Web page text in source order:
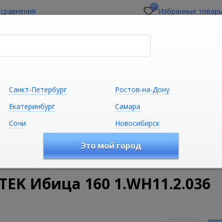
0 Избранные
Сантехника Климатическая
Ванны Акриловые ванны Акриловая ванна
Ибица 160 1.WH11.2.036
Санкт-Петербург
Ростов-на-Дону
Екатеринбург
Самара
Сочи
Новосибирск
Это мой город